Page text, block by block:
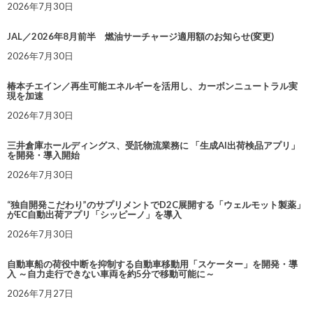
2026年7月30日
JAL／2026年8月前半 燃油サーチャージ適用額のお知らせ(変更)
2026年7月30日
椿本チエイン／再生可能エネルギーを活用し、カーボンニュートラル実
現を加速
2026年7月30日
三井倉庫ホールディングス、受託物流業務に 「生成AI出荷検品アプリ」
を開発・導入開始
2026年7月30日
“独自開発こだわり”のサプリメントでD2C展開する「ウェルモット製薬」
がEC自動出荷アプリ「シッピーノ」を導入
2026年7月30日
自動車船の荷役中断を抑制する自動車移動用「スケーター」を開発・導
入 ～自力走行できない車両を約5分で移動可能に～
2026年7月27日